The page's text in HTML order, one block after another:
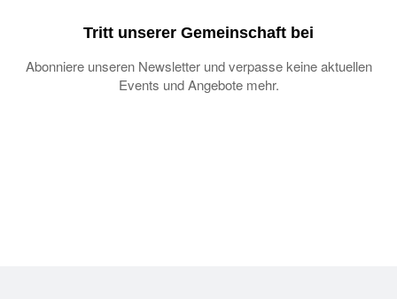
Tritt unserer Gemeinschaft bei
Abonniere unseren Newsletter und verpasse keine aktuellen
Events und Angebote mehr.